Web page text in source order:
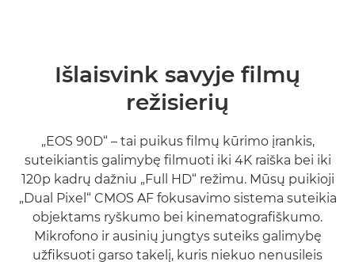
Išlaisvink savyje filmų
režisierių
„EOS 90D“ – tai puikus filmų kūrimo įrankis,
suteikiantis galimybę filmuoti iki 4K raiška bei iki
120p kadrų dažniu „Full HD“ režimu. Mūsų puikioji
„Dual Pixel“ CMOS AF fokusavimo sistema suteikia
objektams ryškumo bei kinematografiškumo.
Mikrofono ir ausinių jungtys suteiks galimybę
užfiksuoti garso takelį, kuris niekuo nenusileis